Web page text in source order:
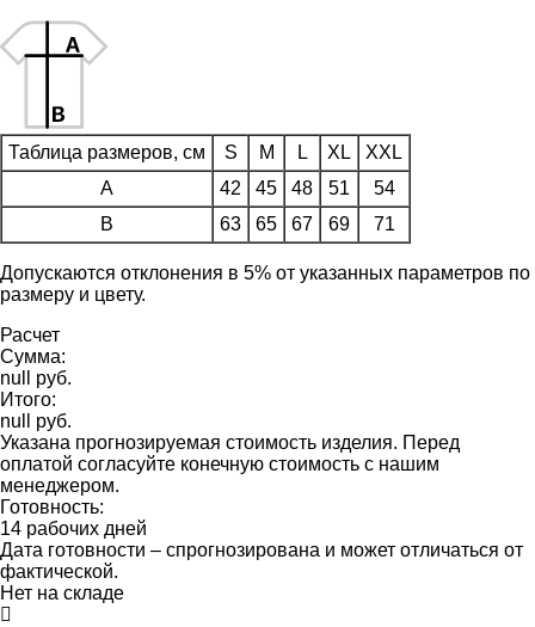
Таблица размеров, см S M L XL
XXL
A
42 45 48 51
54
B
63 65 67 69 71
Допускаются отклонения в 5% от указанных параметров по
размеру и цвету.
Расчет
Сумма:
null руб.
Итого:
null руб.
Указана прогнозируемая стоимость изделия. Перед
оплатой согласуйте конечную стоимость с нашим
менеджером.
Готовность:
14 рабочих дней
Дата готовности – спрогнозирована и может отличаться от
фактической.
Нет на складе